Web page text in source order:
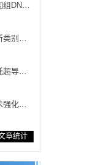
组DNA
类别，
超导和
强化碳
枝杆菌
章统计